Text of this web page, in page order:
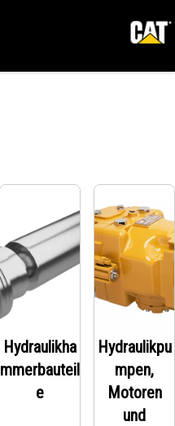
Hydraulikha
mmerbauteil
e
Hydraulikpu
mpen,
Motoren
und